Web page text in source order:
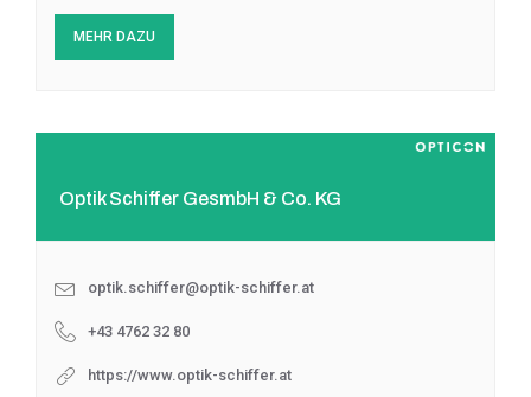
MEHR DAZU
Optik Schiffer GesmbH & Co. KG
optik.schiffer@optik-schiffer.at
+43 4762 32 80
https://www.optik-schiffer.at